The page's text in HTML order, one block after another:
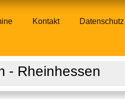
Kontakt Datenschutz
- Rheinhessen